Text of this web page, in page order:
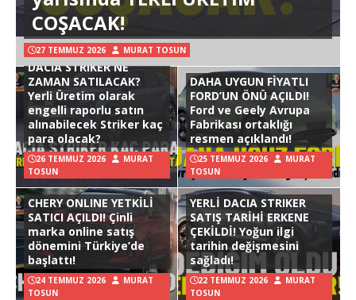
COŞACAK!
27 TEMMUZ 2026 MURAT TOSUN
DACIA STRIKER NE
ZAMAN SATILACAK?
Yerli Üretim olarak
engelli raporlu satın
alınabilecek Striker kaç
para olacak?
26 TEMMUZ 2026
MURAT
TOSUN
DAHA UYGUN FİYATLI
FORD’UN ÖNÜ AÇILDI!
Ford ve Geely Avrupa
Fabrikası ortaklığı
resmen açıklandı!
25 TEMMUZ 2026
MURAT
TOSUN
CHERY ONLINE YETKİLİ
SATICI AÇILDI! Çinli
marka online satış
dönemini Türkiye’de
başlattı!
24 TEMMUZ 2026
MURAT
TOSUN
YERLİ DACIA STRIKER
SATIŞ TARİHİ ERKENE
ÇEKİLDİ! Yoğun ilgi
tarihin değişmesini
sağladı!
22 TEMMUZ 2026
MURAT
TOSUN